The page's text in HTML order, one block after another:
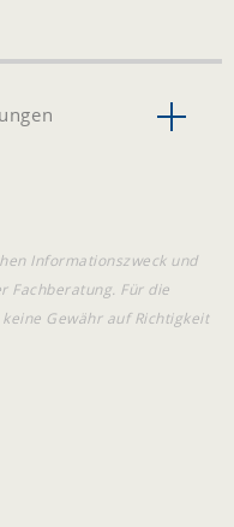
Informationszweck und
Fachberatung. Für die
Gewähr auf Richtigkeit